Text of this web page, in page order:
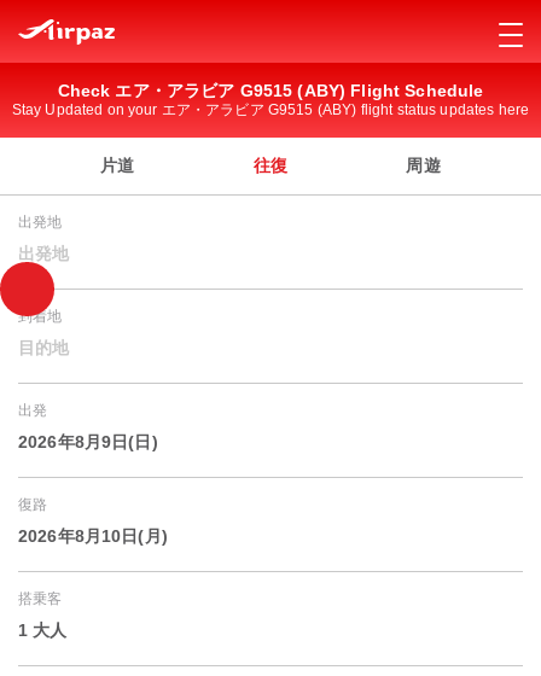
Check エア・アラビア G9515 (ABY) Flight Schedule
Stay Updated on your エア・アラビア G9515 (ABY) flight status updates here
片道 往復 周遊
出発地
出発地
到着地
目的地
出発
2026年8月9日(日)
復路
2026年8月10日(月)
搭乗客
1 大人